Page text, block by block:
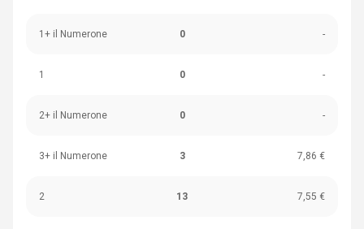
1+ il Numerone 0 -
1 0 -
2+ il Numerone 0 -
3+ il Numerone 3 7,86 €
2 13 7,55 €